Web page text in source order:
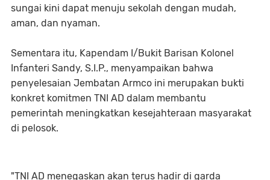
sungai kini dapat menuju sekolah dengan mudah,
aman, dan nyaman.
Sementara itu, Kapendam I/Bukit Barisan Kolonel
Infanteri Sandy, S.I.P., menyampaikan bahwa
penyelesaian Jembatan Armco ini merupakan bukti
konkret komitmen TNI AD dalam membantu
pemerintah meningkatkan kesejahteraan masyarakat
di pelosok.
"TNI AD menegaskan akan terus hadir di garda